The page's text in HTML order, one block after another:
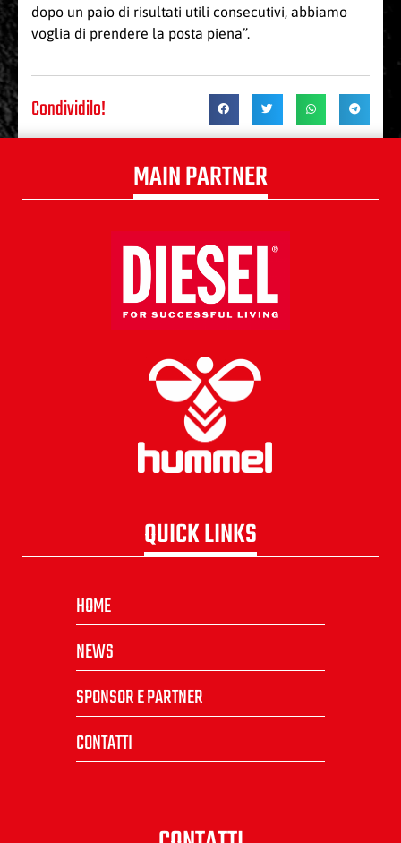
dopo un paio di risultati utili consecutivi, abbiamo
voglia di prendere la posta piena”.
Condividilo!
MAIN PARTNER
QUICK LINKS
HOME
NEWS
SPONSOR E PARTNER
CONTATTI